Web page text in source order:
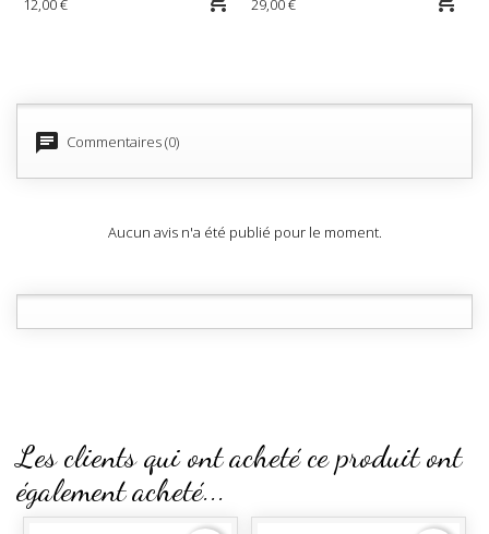
12,00 € 29,00 €
chat Commentaires (0)
Aucun avis n'a été publié pour le moment.
Les clients qui ont acheté ce produit ont
également acheté...